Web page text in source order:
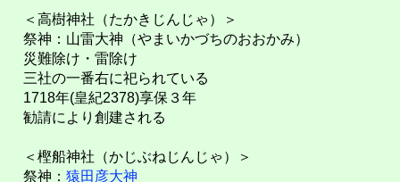
＜高樹神社（たかきじんじゃ）＞
祭神：山雷大神（やまいかづちのおおかみ）
災難除け・雷除け
三社の一番右に祀られている
1718年(皇紀2378)享保３年
勧請により創建される
＜樫船神社（かじぶねじんじゃ）＞
祭神： 猿田彦大神